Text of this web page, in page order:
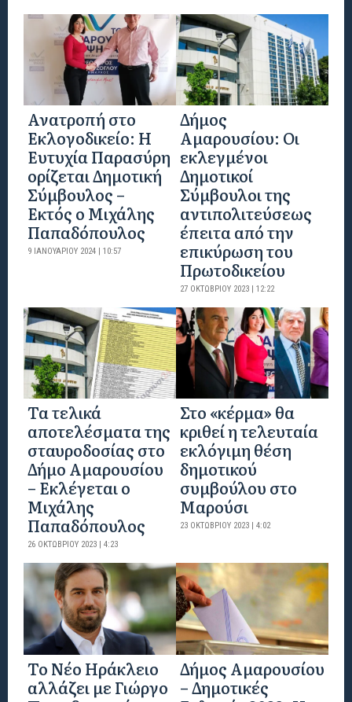
Ανατροπή στο
Εκλογοδικείο: Η
Ευτυχία Παρασύρη
ορίζεται Δημοτική
Σύμβουλος –
Εκτός ο Μιχάλης
Παπαδόπουλος
9 ΙΑΝΟΥΑΡΊΟΥ 2024 | 10:57
Δήμος
Αμαρουσίου: Οι
εκλεγμένοι
Δημοτικοί
Σύμβουλοι της
αντιπολιτεύσεως
έπειτα από την
επικύρωση του
Πρωτοδικείου
27 ΟΚΤΩΒΡΊΟΥ 2023 | 12:22
Τα τελικά
αποτελέσματα της
σταυροδοσίας στο
Δήμο Αμαρουσίου
– Εκλέγεται ο
Μιχάλης
Παπαδόπουλος
26 ΟΚΤΩΒΡΊΟΥ 2023 | 4:23
Στο «κέρμα» θα
κριθεί η τελευταία
εκλόγιμη θέση
δημοτικού
συμβούλου στο
Μαρούσι
23 ΟΚΤΩΒΡΊΟΥ 2023 | 4:02
Το Νέο Ηράκλειο
αλλάζει με Γιώργο
Δήμος Αμαρουσίου
– Δημοτικές